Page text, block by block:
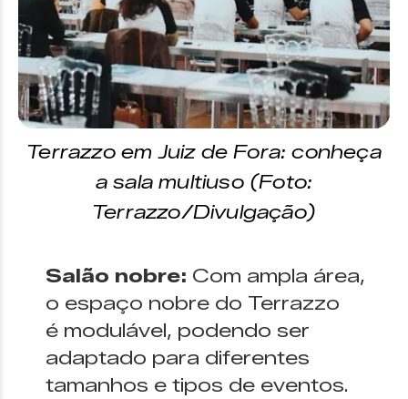
Terrazzo em Juiz de Fora: conheça
a sala multiuso (Foto:
Terrazzo/Divulgação)
Salão nobre: Com ampla área,
o espaço nobre do Terrazzo
é modulável, podendo ser
adaptado para diferentes
tamanhos e tipos de eventos.